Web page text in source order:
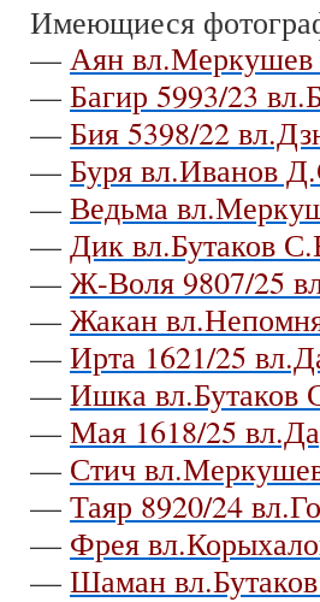
Имеющиеся
— Аян
— Багир 5993/23
— Бия 5398/22
— Буря вл.Иванов
— Ведьма
— Дик вл.Бутаков
— Ж-Воля 9807/25
— Жакан
— Ирта 1621/25
— Ишка вл.Бутаков
— Мая 1618/25
— Стич
— Таяр 8920/24
— Фрея
— Шаман